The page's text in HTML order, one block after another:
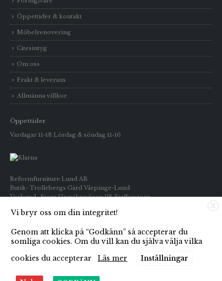
Öppettider & kontakt
Möbelrenovering
Citesintyg
Om oss
Frakt & leverans
Allmänna villkor
Öppettider
Vardagar 11-18 Lördag & söndag 11-16
Reformfurniture Lund AB
Butik- Trollebergs Gård Värpinge-Lund
Verkstad- Stora Uppåkravägen 98 Staffanstorp
Telefon: Butiken 0709-269916
Inköp : 0722-659133
E-post: info@reformfurniture.se
X
Vi bryr oss om din integritet!
Genom att klicka på “Godkänn” så accepterar du
somliga cookies. Om du vill kan du själva välja vilka
cookies du accepterar
Läs mer Inställningar